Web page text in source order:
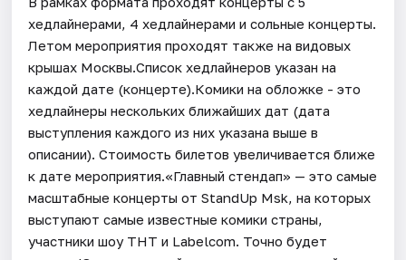
хедлайнерами, 4 хедлайнерами и сольные концерты.
Летом мероприятия проходят также на видовых
крышах Москвы.Список хедлайнеров указан на
каждой дате (концерте).Комики на обложке - это
хедлайнеры нескольких ближайших дат (дата
выступления каждого из них указана выше в
описании). Стоимость билетов увеличивается ближе
к дате мероприятия.«Главный стендап» — это самые
масштабные концерты от StandUp Msk, на которых
выступают самые известные комики страны,
участники шоу ТНТ и Labelcom. Точно будет